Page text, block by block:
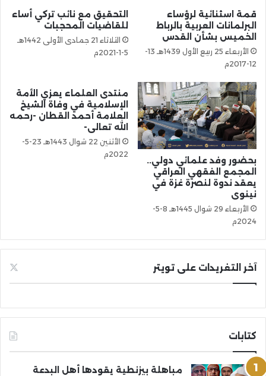
قمة اسثنائية لرؤساء
البرلمانات العربية بالرباط
الخميس بشأن القدس
الأربعاء 25 ربيع الأول 1439هـ 13-
12-2017م
التحقيق مع نائب تركي أساء
للقاضيات المحجبات
الثلاثاء 21 جمادى الأولى 1442هـ
5-1-2021م
بحضور وفد علمائي دولي..
المجمع الفقهي العراقي
يعقد ندوة لنصرة غزة في
نينوى
الأربعاء 29 شوال 1445هـ 8-5-
2024م
منتدى العلماء يعزي الأمة
الإسلامية في وفاة الشيخ
العلامة أحمد القطان -رحمه
الله تعالى-
الأثنين 22 شوال 1443هـ 23-5-
2022م
آخر التغريدات على تويتر
كتابات
مباهلة بيزنطية يقودها أهل البدعة